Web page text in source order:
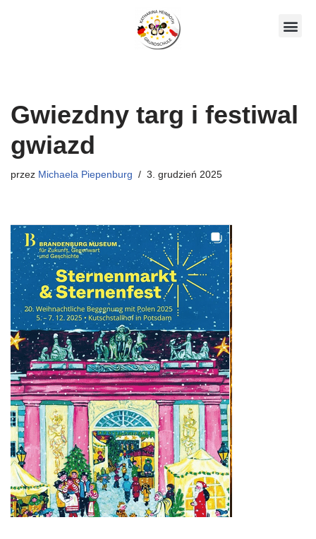
Gwiezdny targ i festiwal
gwiazd
przez Michaela Piepenburg 3. grudzień 2025